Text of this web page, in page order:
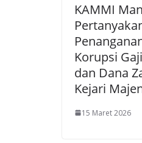
KAMMI
Korupsi
dan Dana
Kejari
15 Maret 2026